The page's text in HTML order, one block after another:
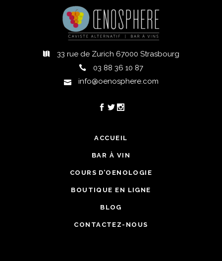
33 rue de Zurich 67000 Strasbourg
03 88 36 10 87
info@oenosphere.com
ACCUEIL
BAR À VIN
COURS D’OENOLOGIE
BOUTIQUE EN LIGNE
BLOG
CONTACTEZ-NOUS